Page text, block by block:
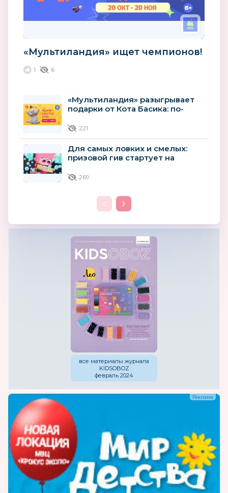
«Мультиландия» ищет чемпионов!
1 6
«Мультиландия» разыгрывает
подарки от Кота Басика: по-
221
Для самых ловких и смелых:
призовой гив стартует на
269
все материалы журнала
KIDSOBOZ
февраль 2024